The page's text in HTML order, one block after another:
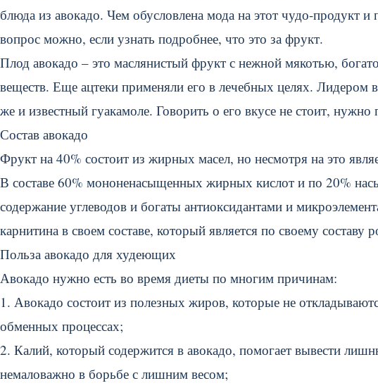
блюда из авокадо. Чем обусловлена мода на этот чудо-продукт
вопрос можно, если узнать подробнее, что это за фрукт.
Плод авокадо – это маслянистый фрукт с нежной мякотью,
веществ. Еще ацтеки применяли его в лечебных целях. Лидером
же и известный гуакамоле. Говорить о его вкусе не стоит, нужно
Состав авокадо
Фрукт на 40% состоит из жирных масел, но несмотря на это
В составе 60% мононенасыщенных жирных кислот и по 20%
содержание углеводов и богаты антиоксидантами и
карнитина в своем составе, который является по своему
Польза авокадо для худеющих
Авокадо нужно есть во время диеты по многим причинам:
1. Авокадо состоит из полезных жиров, которые не
обменных процессах;
2. Калий, который содержится в авокадо, помогает вывести
немаловажно в борьбе с лишним весом;